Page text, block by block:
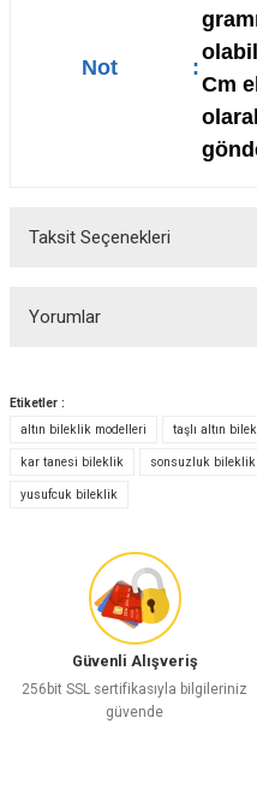
Not :
Cm
Taksit Seçenekleri
Yorumlar
Bu ürüne ilk
Etiketler :
altın bileklik modelleri
taşlı altın
kar tanesi bileklik sonsuzluk bileklik
yusufcuk bileklik
Güvenli Alışveriş
256bit SSL sertifikasıyla bilgileriniz
güvende